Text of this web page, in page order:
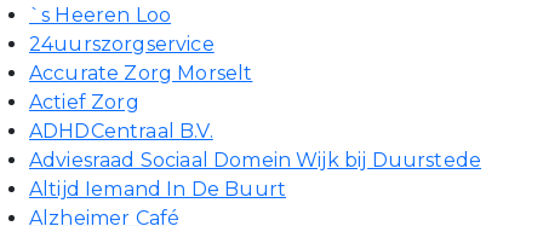
`s Heeren Loo
24uurszorgservice
Accurate Zorg Morselt
Actief Zorg
ADHDCentraal B.V.
Adviesraad Sociaal Domein Wijk bij Duurstede
Altijd Iemand In De Buurt
Alzheimer Café